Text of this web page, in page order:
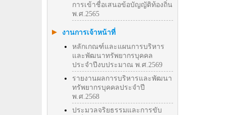
การเข้าชื่อเสนอข้อบัญญัติท้องถิ่น
พ.ศ.2565
งานการเจ้าหน้าที่
หลักเกณฑ์และแผนการบริหาร
และพัฒนาทรัพยากรบุคคล
ประจำปีงบประมาณ พ.ศ.2569
รายงานผลการบริหารและพัฒนา
ทรัพยากรบุคคลประจำปี
พ.ศ.2568
ประมวลจริยธรรมและการขับ